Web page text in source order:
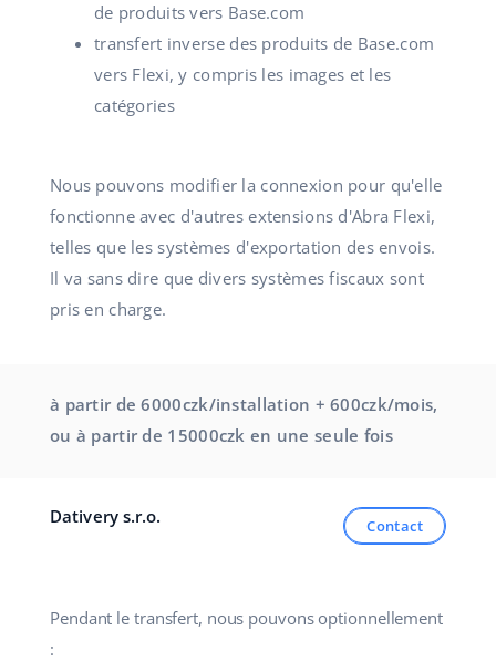
de produits vers Base.com
transfert inverse des produits de Base.com
vers Flexi, y compris les images et les
catégories
Nous pouvons modifier la connexion pour qu'elle
fonctionne avec d'autres extensions d'Abra Flexi,
telles que les systèmes d'exportation des envois.
Il va sans dire que divers systèmes fiscaux sont
pris en charge.
à partir de 6000czk/installation + 600czk/mois,
ou à partir de 15000czk en une seule fois
Dativery s.r.o. Contact
Pendant le transfert, nous pouvons optionnellement
: